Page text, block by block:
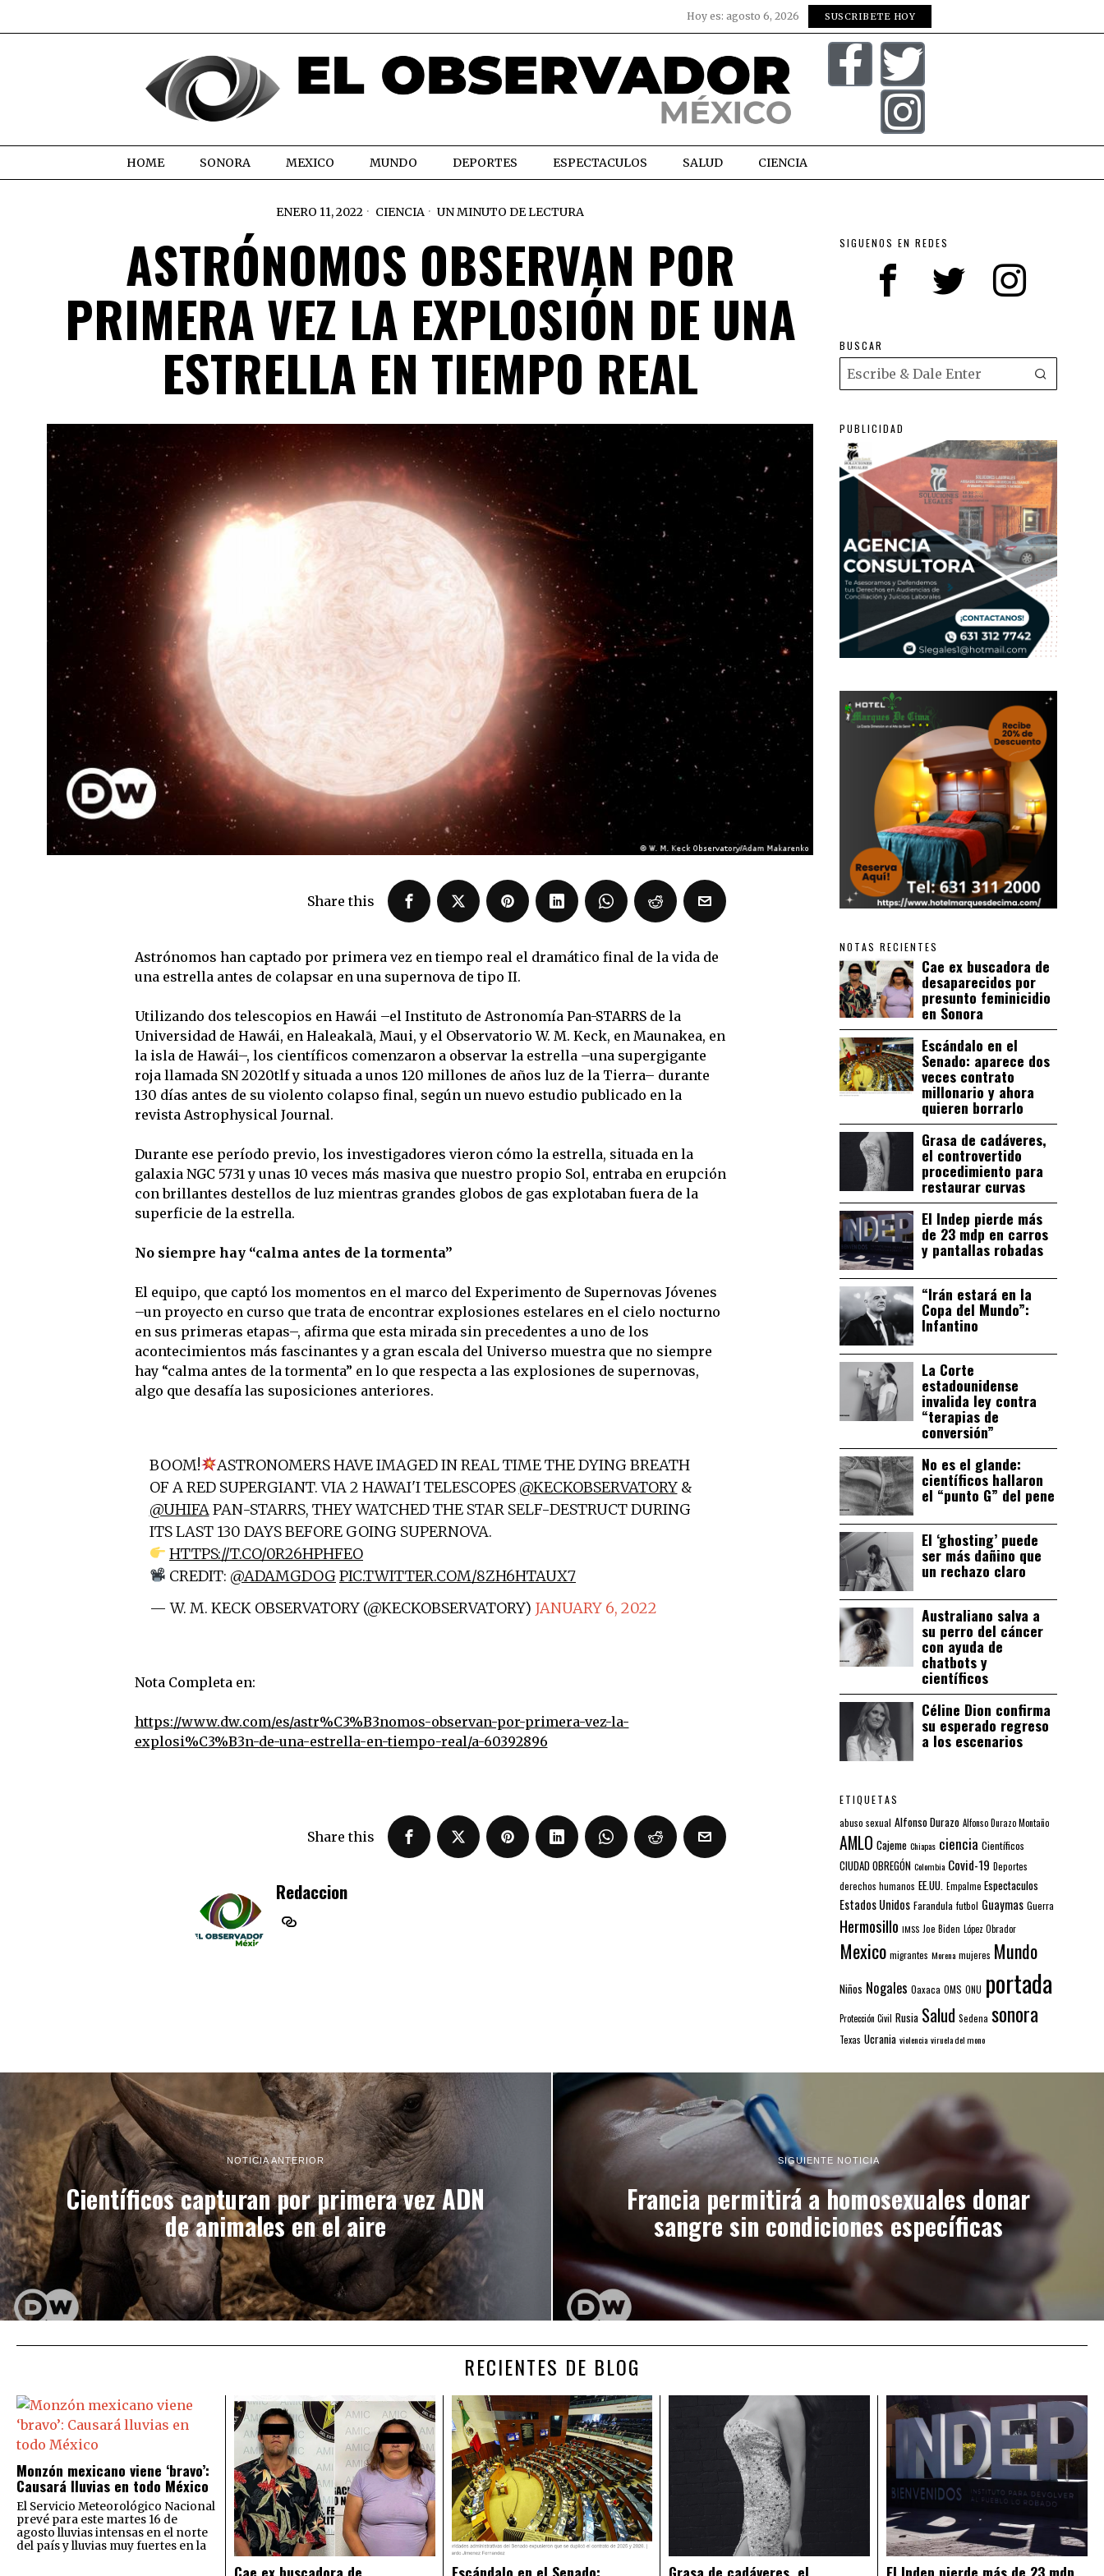
Hoy es: agosto 6, 2026 SUSCRIBETE HOY
HOME SONORA MEXICO MUNDO DEPORTES ESPECTACULOS SALUD CIENCIA
ENERO 11, 2022 CIENCIA UN MINUTO DE LECTURA
ASTRÓNOMOS OBSERVAN POR
PRIMERA VEZ LA EXPLOSIÓN DE UNA
ESTRELLA EN TIEMPO REAL
Share this
Astrónomos han captado por primera vez en tiempo real el dramático final de la vida de
una estrella antes de colapsar en una supernova de tipo II.
Utilizando dos telescopios en Hawái –el Instituto de Astronomía Pan-STARRS de la
Universidad de Hawái, en Haleakalā, Maui, y el Observatorio W. M. Keck, en Maunakea, en
la isla de Hawái–, los científicos comenzaron a observar la estrella –una supergigante
roja llamada SN 2020tlf y situada a unos 120 millones de años luz de la Tierra– durante
130 días antes de su violento colapso final, según un nuevo estudio publicado en la
revista Astrophysical Journal.
Durante ese período previo, los investigadores vieron cómo la estrella, situada en la
galaxia NGC 5731 y unas 10 veces más masiva que nuestro propio Sol, entraba en erupción
con brillantes destellos de luz mientras grandes globos de gas explotaban fuera de la
superficie de la estrella.
No siempre hay “calma antes de la tormenta”
El equipo, que captó los momentos en el marco del Experimento de Supernovas Jóvenes
–un proyecto en curso que trata de encontrar explosiones estelares en el cielo nocturno
en sus primeras etapas–, afirma que esta mirada sin precedentes a uno de los
acontecimientos más fascinantes y a gran escala del Universo muestra que no siempre
hay “calma antes de la tormenta” en lo que respecta a las explosiones de supernovas,
algo que desafía las suposiciones anteriores.
BOOM!
ASTRONOMERS HAVE IMAGED IN REAL TIME THE DYING BREATH
OF A RED SUPERGIANT. VIA 2 HAWAI'I TELESCOPES @KECKOBSERVATORY&
@UHIFA PAN-STARRS, THEY WATCHED THE STAR SELF-DESTRUCT DURING
ITS LAST 130 DAYS BEFORE GOING SUPERNOVA.
HTTPS://T.CO/0R26HPHFEO
CREDIT: @ADAMGDOG PIC.TWITTER.COM/8ZH6HTAUX7
— W. M. KECK OBSERVATORY (@KECKOBSERVATORY) JANUARY 6, 2022
Nota Completa en:
https://www.dw.com/es/astr%C3%B3nomos-observan-por-primera-vez-la-
explosi%C3%B3n-de-una-estrella-en-tiempo-real/a-60392896
Share this
Redaccion
SIGUENOS EN REDES
BUSCAR
PUBLICIDAD
NOTAS RECIENTES
Cae ex buscadora de
desaparecidos por
presunto feminicidio
en Sonora
Escándalo en el
Senado: aparece dos
veces contrato
millonario y ahora
quieren borrarlo
Grasa de cadáveres,
el controvertido
procedimiento para
restaurar curvas
El Indep pierde más
de 23 mdp en carros
y pantallas robadas
“Irán estará en la
Copa del Mundo”:
Infantino
La Corte
estadounidense
invalida ley contra
“terapias de
conversión”
No es el glande:
científicos hallaron
el “punto G” del pene
El ‘ghosting’ puede
ser más dañino que
un rechazo claro
Australiano salva a
su perro del cáncer
con ayuda de
chatbots y
científicos
Céline Dion confirma
su esperado regreso
a los escenarios
ETIQUETAS
abuso sexual Alfonso Durazo Alfonso Durazo Montaño
AMLO Cajeme Chiapas ciencia Científicos
CIUDAD OBREGÓN Colombia Covid-19 Deportes
derechos humanos EE.UU. Empalme Espectaculos
Estados Unidos Farandula futbol Guaymas Guerra
Hermosillo IMSS Joe Biden López Obrador
Mexico migrantes Morena mujeres Mundo
Niños Nogales Oaxaca OMS ONU portada
Protección Civil Rusia Salud Sedena sonora
Texas Ucrania violencia viruela del mono
NOTICIA ANTERIOR
Científicos capturan por primera vez ADN
de animales en el aire
SIGUIENTE NOTICIA
Francia permitirá a homosexuales donar
sangre sin condiciones específicas
RECIENTES DE BLOG
Monzón mexicano viene ‘bravo’:
Causará lluvias en todo México
El Servicio Meteorológico Nacional
prevé para este martes 16 de
agosto lluvias intensas en el norte
del país y lluvias muy fuertes en la
Cae ex buscadora de Escándalo en el Senado: Grasa de cadáveres, el El Indep pierde más de 23 mdp